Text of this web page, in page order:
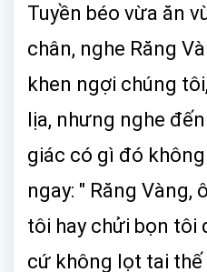
Tuyền béo vừa ăn
chân, nghe Răng
khen ngợi chúng
lịa, nhưng nghe
giác có gì đó
ngay: " Răng Vàng,
tôi hay chửi bọn tôi
cứ không lọt tai thế